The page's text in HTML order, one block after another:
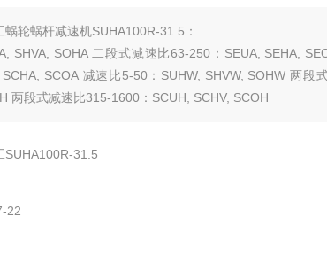
蜗轮蜗杆减速机SUHA100R-31.5：
SHVA, SOHA 二段式减速比63-250：SEUA, SEHA,
SCOA 减速比5-50：SUHW, SHVW, SOHW 两段
两段式减速比315-1600：SCUH, SCHV, SCOH
SUHA100R-31.5
22